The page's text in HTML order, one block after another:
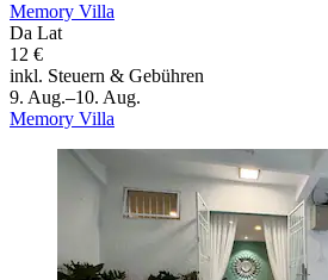
Memory Villa
Da Lat
12 €
inkl. Steuern & Gebühren
9. Aug.–10. Aug.
Memory Villa